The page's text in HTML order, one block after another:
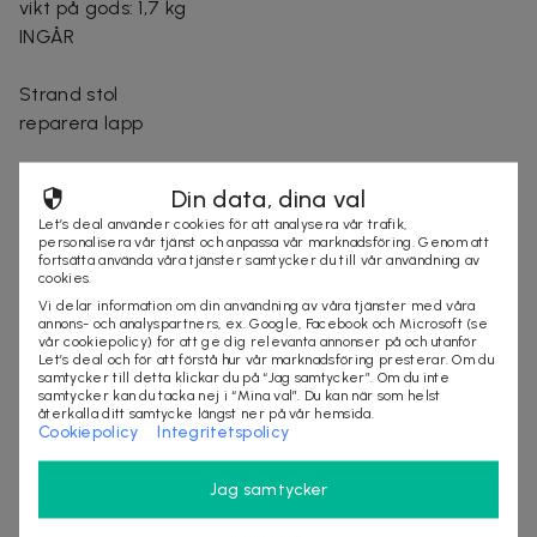
vikt på gods: 1,7 kg
INGÅR
Strand stol
reparera lapp
BARNET BOTTNAR OCH UNDER TILLSYN AV EN VUXEN
Säljes av
MobiloTeknik
Organisationsnummer:559274-0129
KÖP
Din data, dina val
Let’s deal använder cookies för att analysera vår trafik,
personalisera vår tjänst och anpassa vår marknadsföring. Genom att
fortsätta använda våra tjänster samtycker du till vår användning av
cookies.
Vi delar information om din användning av våra tjänster med våra
annons- och analyspartners, ex. Google, Facebook och Microsoft (se
vår cookiepolicy) för att ge dig relevanta annonser på och utanför
Let’s deal och för att förstå hur vår marknadsföring presterar. Om du
samtycker till detta klickar du på “Jag samtycker”. Om du inte
samtycker kan du tacka nej i “Mina val”. Du kan när som helst
återkalla ditt samtycke längst ner på vår hemsida.
Cookiepolicy Integritetspolicy
Jag samtycker